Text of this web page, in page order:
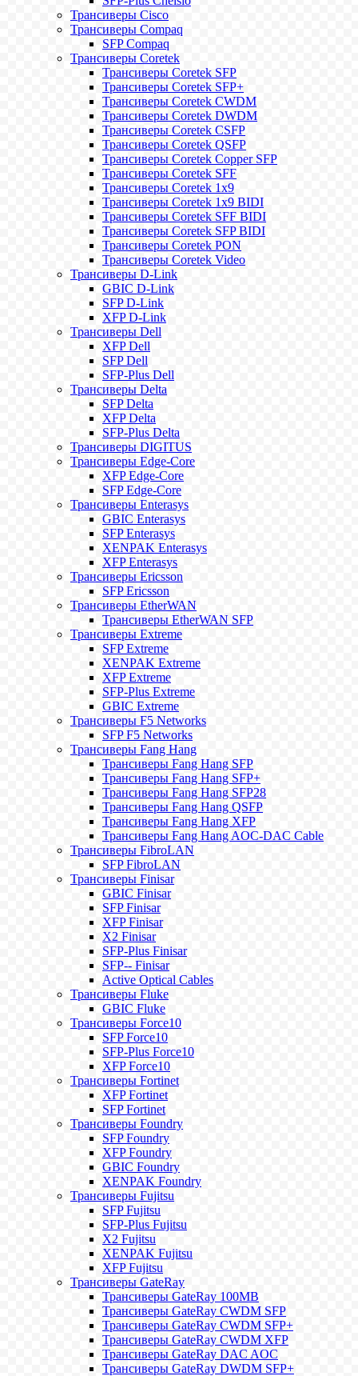
Трансиверы Cisco
Трансиверы Compaq
SFP Compaq
Трансиверы Coretek
Трансиверы Coretek SFP
Трансиверы Coretek SFP+
Трансиверы Coretek CWDM
Трансиверы Coretek DWDM
Трансиверы Coretek CSFP
Трансиверы Coretek QSFP
Трансиверы Coretek Copper SFP
Трансиверы Coretek SFF
Трансиверы Coretek 1x9
Трансиверы Coretek 1x9 BIDI
Трансиверы Coretek SFF BIDI
Трансиверы Coretek SFP BIDI
Трансиверы Coretek PON
Трансиверы Coretek Video
Трансиверы D-Link
GBIC D-Link
SFP D-Link
XFP D-Link
Трансиверы Dell
XFP Dell
SFP Dell
SFP-Plus Dell
Трансиверы Delta
SFP Delta
XFP Delta
SFP-Plus Delta
Трансиверы DIGITUS
Трансиверы Edge-Core
XFP Edge-Core
SFP Edge-Core
Трансиверы Enterasys
GBIC Enterasys
SFP Enterasys
XENPAK Enterasys
XFP Enterasys
Трансиверы Ericsson
SFP Ericsson
Трансиверы EtherWAN
Трансиверы EtherWAN SFP
Трансиверы Extreme
SFP Extreme
XENPAK Extreme
XFP Extreme
SFP-Plus Extreme
GBIC Extreme
Трансиверы F5 Networks
SFP F5 Networks
Трансиверы Fang Hang
Трансиверы Fang Hang SFP
Трансиверы Fang Hang SFP+
Трансиверы Fang Hang SFP28
Трансиверы Fang Hang QSFP
Трансиверы Fang Hang XFP
Трансиверы Fang Hang AOC-DAC Cable
Трансиверы FibroLAN
SFP FibroLAN
Трансиверы Finisar
GBIC Finisar
SFP Finisar
XFP Finisar
X2 Finisar
SFP-Plus Finisar
SFP-- Finisar
Active Optical Cables
Трансиверы Fluke
GBIC Fluke
Трансиверы Force10
SFP Force10
SFP-Plus Force10
XFP Force10
Трансиверы Fortinet
XFP Fortinet
SFP Fortinet
Трансиверы Foundry
SFP Foundry
XFP Foundry
GBIC Foundry
XENPAK Foundry
Трансиверы Fujitsu
SFP Fujitsu
SFP-Plus Fujitsu
X2 Fujitsu
XENPAK Fujitsu
XFP Fujitsu
Трансиверы GateRay
Трансиверы GateRay 100MB
Трансиверы GateRay CWDM SFP
Трансиверы GateRay CWDM SFP+
Трансиверы GateRay CWDM XFP
Трансиверы GateRay DAC AOC
Трансиверы GateRay DWDM SFP+